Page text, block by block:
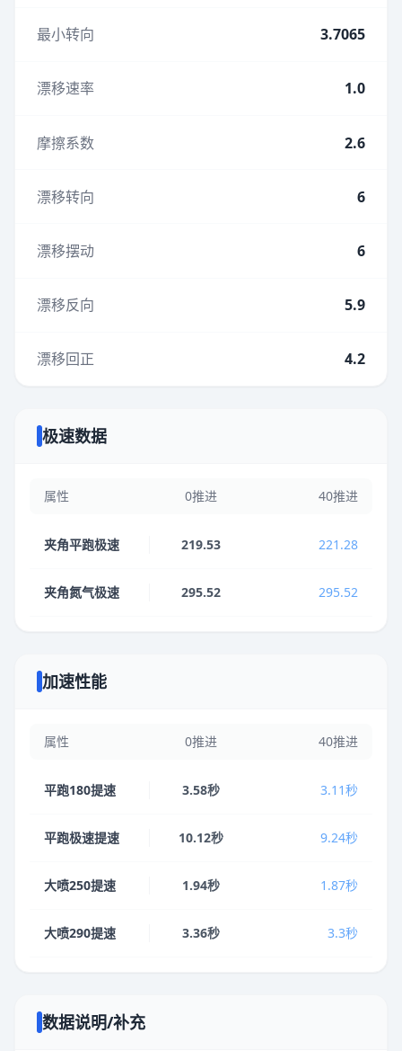
最小转向 3.7065
漂移速率 1.0
摩擦系数 2.6
漂移转向 6
漂移摆动 6
漂移反向 5.9
漂移回正 4.2
极速数据
属性 0推进 40推进
夹角平跑极速 219.53 221.28
夹角氮气极速 295.52 295.52
加速性能
属性 0推进 40推进
平跑180提速 3.58秒 3.11秒
平跑极速提速 10.12秒 9.24秒
大喷250提速 1.94秒 1.87秒
大喷290提速 3.36秒 3.3秒
数据说明/补充